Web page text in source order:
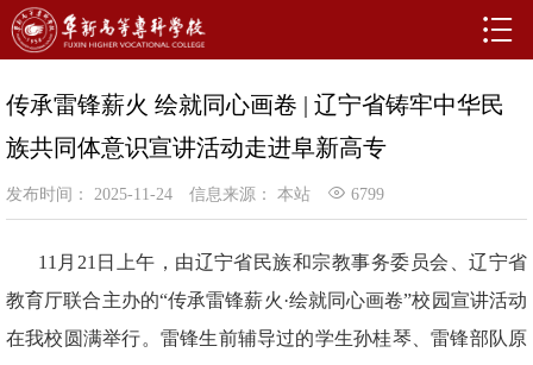
传承雷锋薪火 绘就同心画卷 | 辽宁省铸牢中华民
族共同体意识宣讲活动走进阜新高专
发布时间： 2025-11-24 信息来源： 本站 6799
11月21日上午，由辽宁省民族和宗教事务委员会、辽宁省
教育厅联合主办的“传承雷锋薪火·绘就同心画卷”校园宣讲活动
在我校圆满举行。雷锋生前辅导过的学生孙桂琴、雷锋部队原